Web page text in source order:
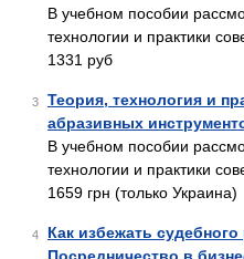
В учебном пособии
технологии и практики
1331 руб
3
Теория, технология и
абразивных
В учебном пособии
технологии и практики
1659 грн (только Украина)
4
Как избежать